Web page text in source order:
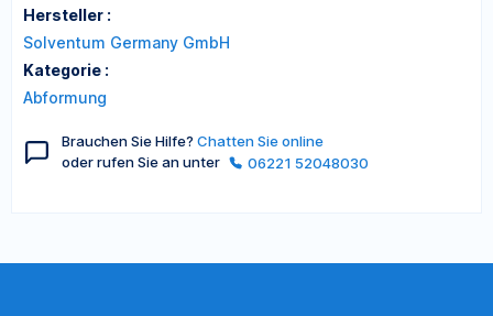
Hersteller :
Solventum Germany GmbH
Kategorie :
Abformung
Brauchen Sie Hilfe? Chatten Sie online
oder rufen Sie an unter
06221 52048030